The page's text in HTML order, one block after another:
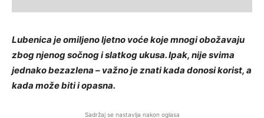
Lubenica je omiljeno ljetno voće koje mnogi obožavaju
zbog njenog sočnog i slatkog ukusa. Ipak, nije svima
jednako bezazlena – važno je znati kada donosi korist, a
kada može biti i opasna.
Sadržaj se nastavlja nakon oglasa